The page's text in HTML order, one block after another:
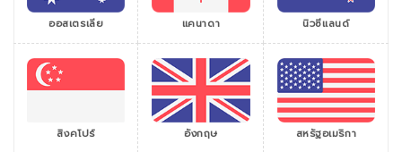
ออสเตรเลีย แคนาดา นิวซีแลนด์
สิงคโปร์ อังกฤษ สหรัฐอเมริกา